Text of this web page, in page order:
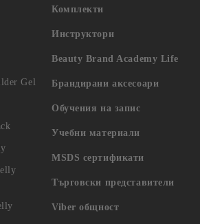
Gel
Комплекти
Инструктори
Beauty Brand Academy Life
Брандирани аксесоари
Обучения на запис
Учебни материали
MSDS сертификати
Търговски представители
Viber общност